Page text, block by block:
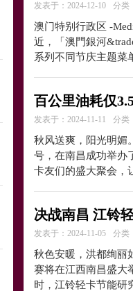
发表于：2024-12-10 分类
澳门特别行政区 -
近，「澳門銀河
系列不同节庆主题菜
百公里油耗仅
发表于：2024-11-11 分类
秋风送爽，阳光明媚
号，在南昌成功举办
卡友们的盛大聚会，
决战南昌 江铃
发表于：2024-11-05 分类
秋色安暖，洪都绚丽
赛将在江西南昌盛大
时，江铃轻卡节能研